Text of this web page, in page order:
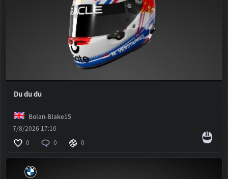
Du du du
Bolan-Blake15
7/8/2026 17:10
0
0 0